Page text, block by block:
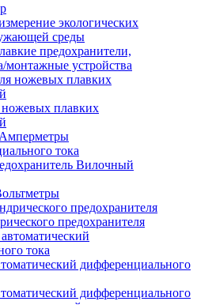
экологических
среды
предохранители,
монтажные устройства
ножевых плавких
Амперметры
тока
Вилочный
предохранителя
дифференциального
дифференциального